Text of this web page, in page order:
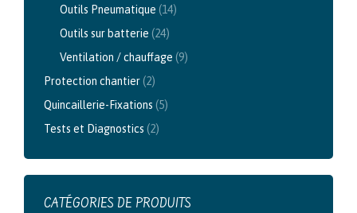
Outils Pneumatique (14)
Outils sur batterie (24)
Ventilation / chauffage (9)
Protection chantier(2)
Quincaillerie-Fixations (5)
Tests et Diagnostics (2)
CATÉGORIES DE PRODUITS